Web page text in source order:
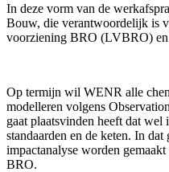
In deze vorm van de
Bouw, die verantwoordelijk is
voorziening BRO (LVBRO)
Op termijn wil WENR alle
modelleren volgens
gaat plaatsvinden heeft dat
standaarden en de keten. In
impactanalyse worden
BRO.